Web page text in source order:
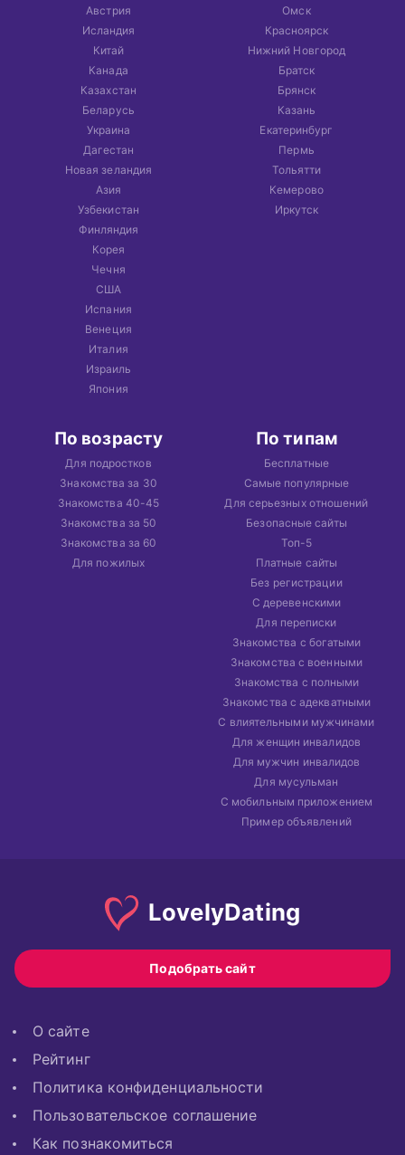
Австрия
Исландия
Китай
Канада
Казахстан
Беларусь
Украина
Дагестан
Новая зеландия
Азия
Узбекистан
Финляндия
Корея
Чечня
США
Испания
Венеция
Италия
Израиль
Япония
Омск
Красноярск
Нижний Новгород
Братск
Брянск
Казань
Екатеринбург
Пермь
Тольятти
Кемерово
Иркутск
По возрасту
Для подростков
Знакомства за 30
Знакомства 40-45
Знакомства за 50
Знакомства за 60
Для пожилых
По типам
Бесплатные
Самые популярные
Для серьезных отношений
Безопасные сайты
Топ-5
Платные сайты
Без регистрации
С деревенскими
Для переписки
Знакомства с богатыми
Знакомства с военными
Знакомства с полными
Знакомства с адекватными
С влиятельными мужчинами
Для женщин инвалидов
Для мужчин инвалидов
Для мусульман
С мобильным приложением
Пример объявлений
LovelyDating
Подобрать сайт
О сайте
Рейтинг
Политика конфиденциальности
Пользовательское соглашение
Как познакомиться